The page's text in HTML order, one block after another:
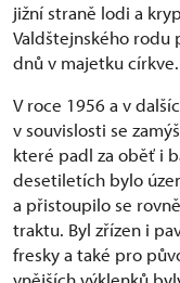
jižní straně lodi a
Valdštejnského rodu
dnů v majetku církve.
V roce 1956 a v
v souvislosti se
které padl za oběť i
desetiletích bylo
a přistoupilo se
traktu. Byl zřízen i
fresky a také pro